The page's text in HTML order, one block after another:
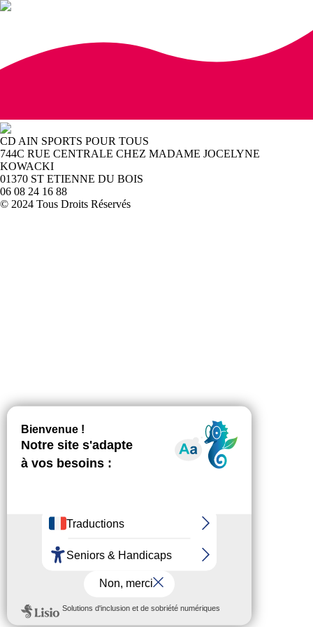
CD AIN SPORTS POUR TOUS
744C RUE CENTRALE CHEZ MADAME JOCELYNE
KOWACKI
01370 ST ETIENNE DU BOIS
06 08 24 16 88
© 2024 Tous Droits Réservés